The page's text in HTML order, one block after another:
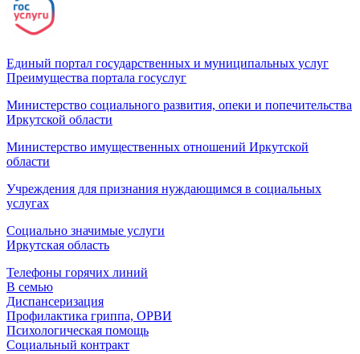
Единый портал государственных и муниципальных услуг
Преимущества портала госуслуг
Министерство социального развития, опеки и попечительства
Иркутской области
Министерство имущественных отношений Иркутской
области
Учреждения для признания нуждающимся в социальных
услугах
Социально значимые услуги
Иркутская область
Телефоны горячих линий
В семью
Диспансеризация
Профилактика гриппа, ОРВИ
Психологическая помощь
Социальный контракт